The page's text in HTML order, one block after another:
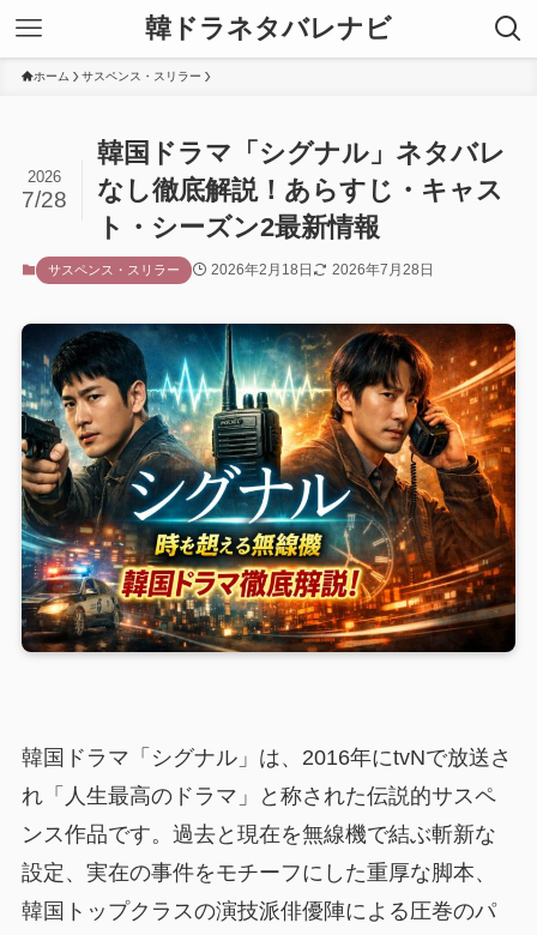
韓ドラネタバレナビ
ホーム サスペンス・スリラー
韓国ドラマ「シグナル」ネタバレ
なし徹底解説！あらすじ・キャス
ト・シーズン2最新情報
2026
7/28
サスペンス・スリラー 2026年2月18日 2026年7月28日
韓国ドラマ「シグナル」は、2016年にtvNで放送さ
れ「人生最高のドラマ」と称された伝説的サスペ
ンス作品です。過去と現在を無線機で結ぶ斬新な
設定、実在の事件をモチーフにした重厚な脚本、
韓国トップクラスの演技派俳優陣による圧巻のパ